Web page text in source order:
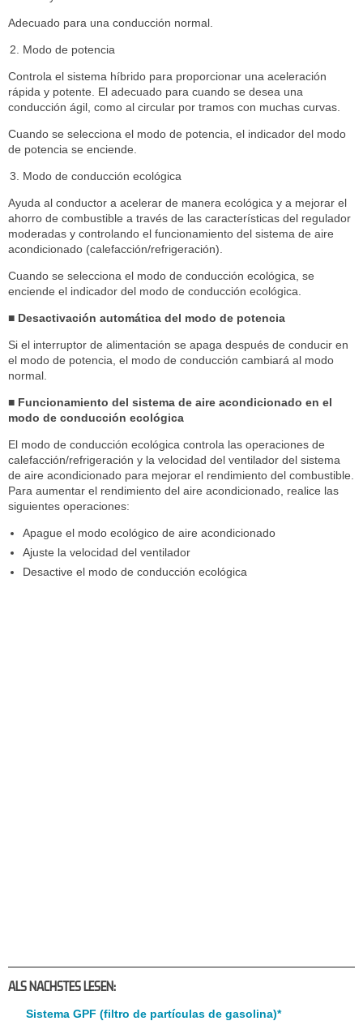
Adecuado para una conducción normal.
Modo de potencia
Controla el sistema híbrido para proporcionar una aceleración
rápida y potente. El adecuado para cuando se desea una
conducción ágil, como al circular por tramos con muchas curvas.
Cuando se selecciona el modo de potencia, el indicador del modo
de potencia se enciende.
Modo de conducción ecológica
Ayuda al conductor a acelerar de manera ecológica y a mejorar el
ahorro de combustible a través de las características del regulador
moderadas y controlando el funcionamiento del sistema de aire
acondicionado (calefacción/refrigeración).
Cuando se selecciona el modo de conducción ecológica, se
enciende el indicador del modo de conducción ecológica.
■ Desactivación automática del modo de potencia
Si el interruptor de alimentación se apaga después de conducir en
el modo de potencia, el modo de conducción cambiará al modo
normal.
■ Funcionamiento del sistema de aire acondicionado en el
modo de conducción ecológica
El modo de conducción ecológica controla las operaciones de
calefacción/refrigeración y la velocidad del ventilador del sistema
de aire acondicionado para mejorar el rendimiento del combustible.
Para aumentar el rendimiento del aire acondicionado, realice las
siguientes operaciones:
Apague el modo ecológico de aire acondicionado
Ajuste la velocidad del ventilador
Desactive el modo de conducción ecológica
ALS NACHSTES LESEN:
Sistema GPF (filtro de partículas de gasolina)*